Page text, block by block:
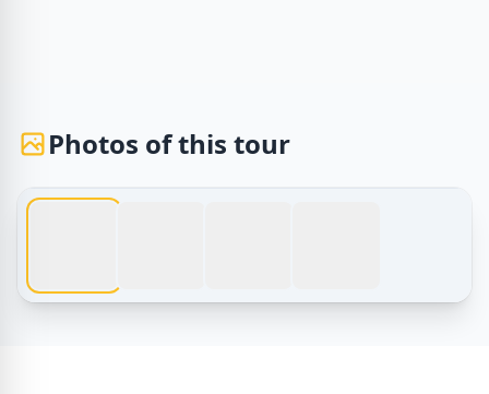
Photos of this tour
Tours d'Égypte – Diving Hourghada Egypt – Excursion